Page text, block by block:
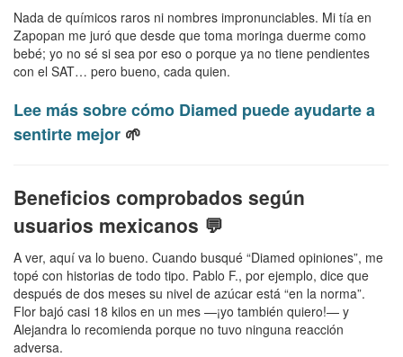
Nada de químicos raros ni nombres impronunciables. Mi tía en
Zapopan me juró que desde que toma moringa duerme como
bebé; yo no sé si sea por eso o porque ya no tiene pendientes
con el SAT… pero bueno, cada quien.
Lee más sobre cómo Diamed puede ayudarte a
sentirte mejor 🌱
Beneficios comprobados según
usuarios mexicanos 💬
A ver, aquí va lo bueno. Cuando busqué “Diamed opiniones”, me
topé con historias de todo tipo. Pablo F., por ejemplo, dice que
después de dos meses su nivel de azúcar está “en la norma”.
Flor bajó casi 18 kilos en un mes —¡yo también quiero!— y
Alejandra lo recomienda porque no tuvo ninguna reacción
adversa.